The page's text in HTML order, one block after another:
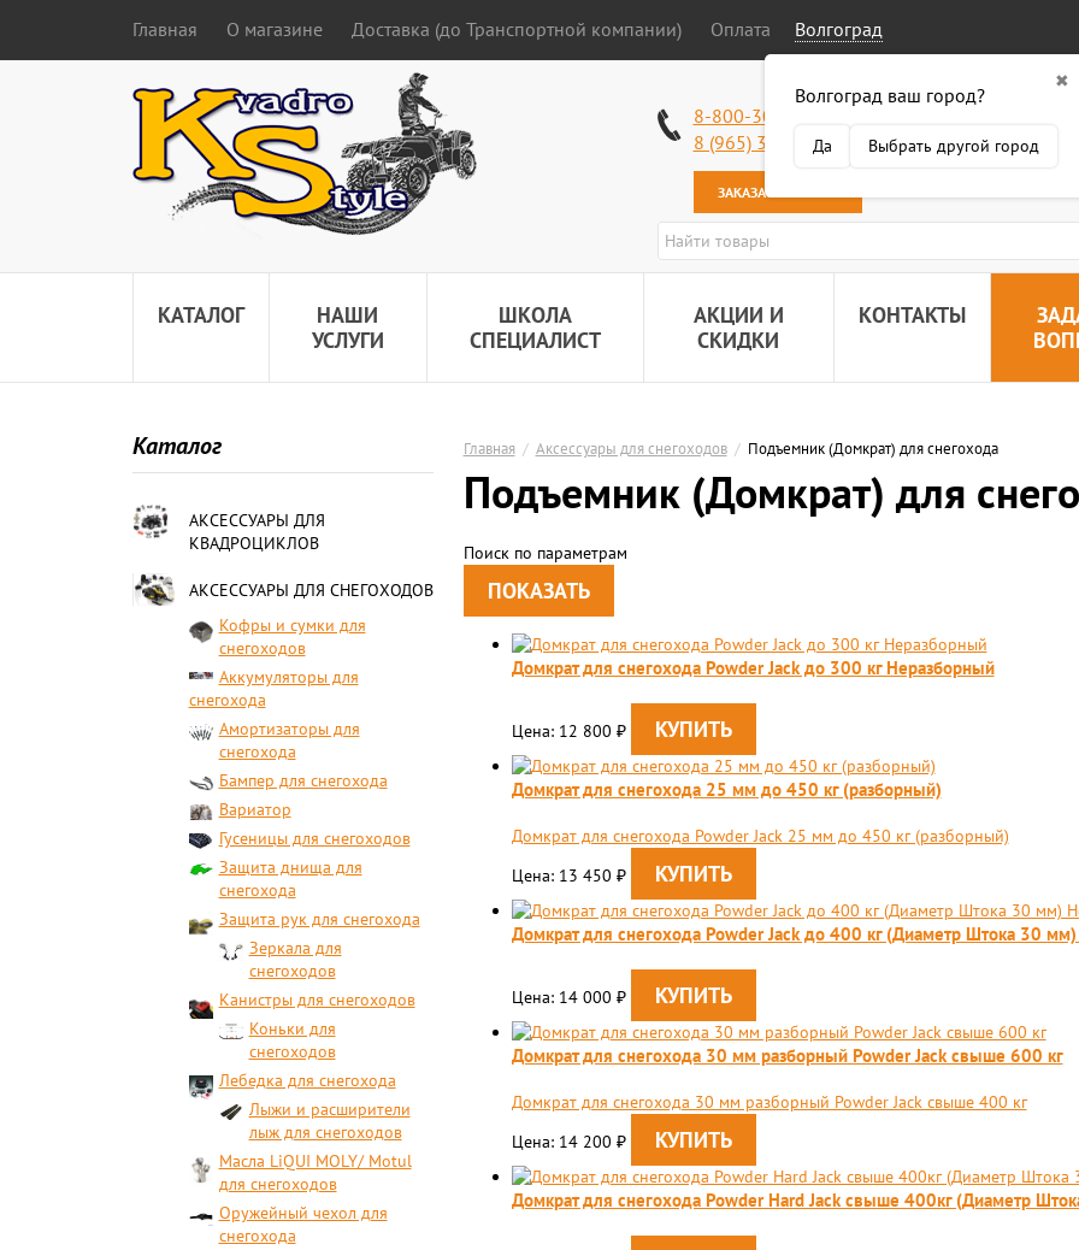
Главная О магазине Доставка (до Транспортной компании) Оплата Волгоград
✖
Волгоград ваш город?
Да Выбрать другой город
8-800-301-50-58
8 (965) 318-34-38
ЗАКАЗАТЬ ЗВОНОК
Работаем
КАТАЛОГ
НАШИ
УСЛУГИ
ШКОЛА
СПЕЦИАЛИСТ
АКЦИИ И
СКИДКИ
КОНТАКТЫ
Каталог
АКСЕССУАРЫ ДЛЯ
КВАДРОЦИКЛОВ
АКСЕССУАРЫ ДЛЯ СНЕГОХОДОВ
Кофры и сумки для
снегоходов
Аккумуляторы для
снегохода
Амортизаторы для
снегохода
Бампер для снегохода
Вариатор
Гусеницы для снегоходов
Защита днища для
снегохода
Защита рук для снегохода
Зеркала для
снегоходов
Канистры для снегоходов
Коньки для
снегоходов
Лебедка для снегохода
Лыжи и расширители
лыж для снегоходов
Масла LiQUI MOLY/ Motul
для снегоходов
Оружейный чехол для
снегохода
Главная / Аксессуары для снегоходов / Подъемник (Домкрат) для снегохода
Подъемник (Домкрат) для
Поиск по параметрам
Домкрат для снегохода Powder Jack до 300 кг Неразборный
Цена: 12 800 ₽
Домкрат для снегохода 25 мм до 450 кг (разборный)
Домкрат для снегохода Powder Jack 25 мм до 450 кг (разборный)
Цена: 13 450 ₽
Домкрат для снегохода Powder Jack до 400 кг (Диаметр Штока 30
Цена: 14 000 ₽
Домкрат для снегохода 30 мм разборный Powder Jack свыше 600 кг
Домкрат для снегохода 30 мм разборный Powder Jack свыше 400 кг
Цена: 14 200 ₽
Домкрат для снегохода Powder Hard Jack свыше 400кг (Диаметр